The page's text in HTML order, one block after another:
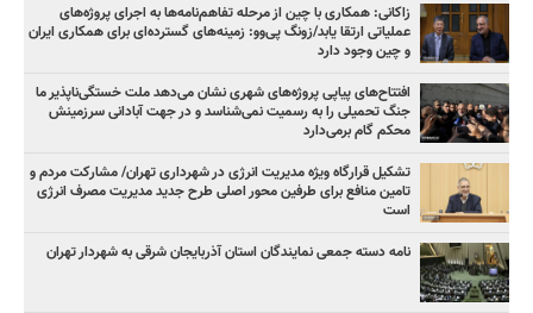
زاکانی: همکاری با چین از مرحله تفاهم‌نامه‌ها به اجرای پروژه‌های
عملیاتی ارتقا یابد/زونگ پی‌وو: زمینه‌های گسترده‌ای برای همکاری ایران
و چین وجود دارد
افتتاح‌های پیاپی پروژه‌های شهری نشان می‌دهد ملت خستگی‌ناپذیر ما
جنگ تحمیلی را به رسمیت نمی‌شناسد و در جهت آبادانی سرزمینش
محکم گام برمی‌دارد
تشکیل قرارگاه ویژه مدیریت انرژی در شهرداری تهران/ مشارکت مردم و
تامین منافع برای طرفین محور اصلی طرح جدید مدیریت مصرف انرژی
است
نامه دسته جمعی نمایندگان استان آذربایجان شرقی به شهردار تهران